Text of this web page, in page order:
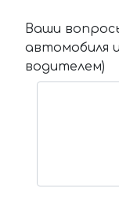
Ваши
автомобиля
водителем)